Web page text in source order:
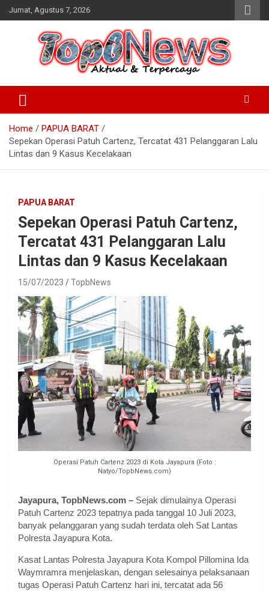
Skip
to
Jumat, Agustus 7, 2026
Home
PAPUA BARAT
Sepekan Operasi Patuh Cartenz, Tercatat 431 Pelanggaran Lalu
Lintas dan 9 Kasus Kecelakaan
PAPUA BARAT
Sepekan Operasi Patuh Cartenz,
Tercatat 431 Pelanggaran Lalu
Lintas dan 9 Kasus Kecelakaan
15/07/2023 TopbNews
Operasi Patuh Cartenz 2023 di Kota Jayapura (Foto :
Natyo/TopbNews.com)
Jayapura, TopbNews.com – Sejak dimulainya Operasi
Patuh Cartenz 2023 tepatnya pada tanggal 10 Juli 2023,
banyak pelanggaran yang sudah terdata oleh Sat Lantas
Polresta Jayapura Kota.
Kasat Lantas Polresta Jayapura Kota Kompol Pillomina Ida
Waymramra menjelaskan, dengan selesainya pelaksanaan
tugas Operasi Patuh Cartenz hari ini, tercatat ada 56